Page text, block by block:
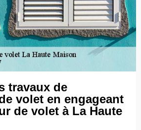
travaux de
volet en engageant
de volet à La Haute